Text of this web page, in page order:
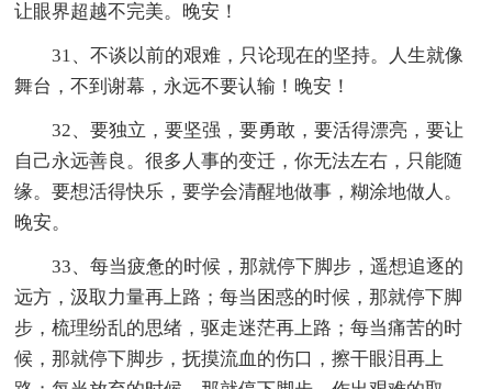
让眼界超越不完美。晚安！
31、不谈以前的艰难，只论现在的坚持。人生就像
舞台，不到谢幕，永远不要认输！晚安！
32、要独立，要坚强，要勇敢，要活得漂亮，要让
自己永远善良。很多人事的变迁，你无法左右，只能随
缘。要想活得快乐，要学会清醒地做事，糊涂地做人。
晚安。
33、每当疲惫的时候，那就停下脚步，遥想追逐的
远方，汲取力量再上路；每当困惑的时候，那就停下脚
步，梳理纷乱的思绪，驱走迷茫再上路；每当痛苦的时
候，那就停下脚步，抚摸流血的伤口，擦干眼泪再上